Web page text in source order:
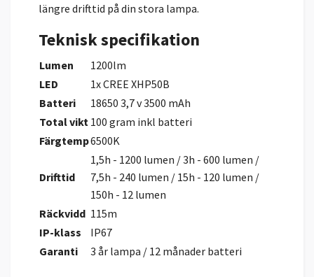
längre drifttid på din stora lampa.
Teknisk specifikation
Lumen
1200lm
LED
1x CREE XHP50B
Batteri
18650 3,7 v 3500 mAh
Total vikt 100 gram inkl batteri
Färgtemp6500K
Drifttid
1,5h - 1200 lumen / 3h - 600 lumen /
7,5h - 240 lumen / 15h - 120 lumen /
150h - 12 lumen
Räckvidd 115m
IP-klass
IP67
Garanti
3 år lampa / 12 månader batteri